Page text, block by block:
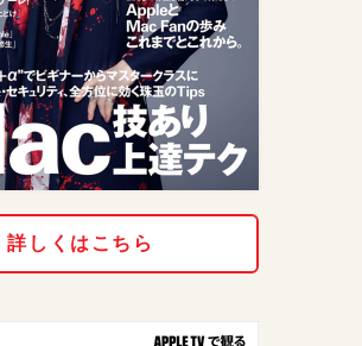
詳しくはこちら